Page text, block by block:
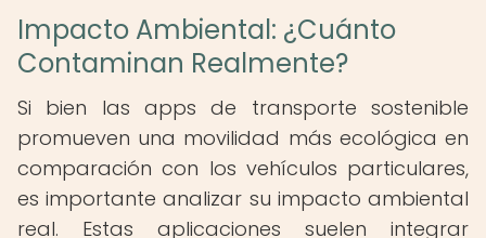
Impacto Ambiental: ¿Cuánto
Contaminan Realmente?
Si bien las apps de transporte sostenible
promueven una movilidad más ecológica en
comparación con los vehículos particulares,
es importante analizar su impacto ambiental
real. Estas aplicaciones suelen integrar